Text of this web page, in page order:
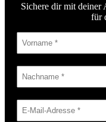
Sichere dir mit deiner
für